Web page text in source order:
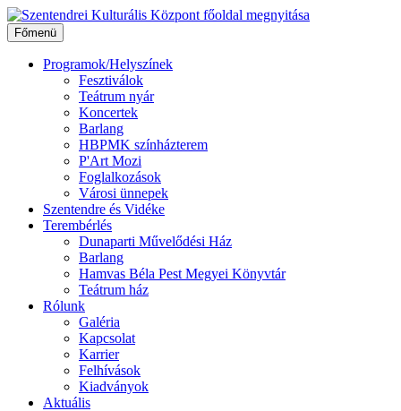
Ugrás
a
tartalomhoz
Főmenü
Programok/Helyszínek
Fesztiválok
Teátrum nyár
Koncertek
Barlang
HBPMK színházterem
P'Art Mozi
Foglalkozások
Városi ünnepek
Szentendre és Vidéke
Terembérlés
Dunaparti Művelődési Ház
Barlang
Hamvas Béla Pest Megyei Könyvtár
Teátrum ház
Rólunk
Galéria
Kapcsolat
Karrier
Felhívások
Kiadványok
Aktuális